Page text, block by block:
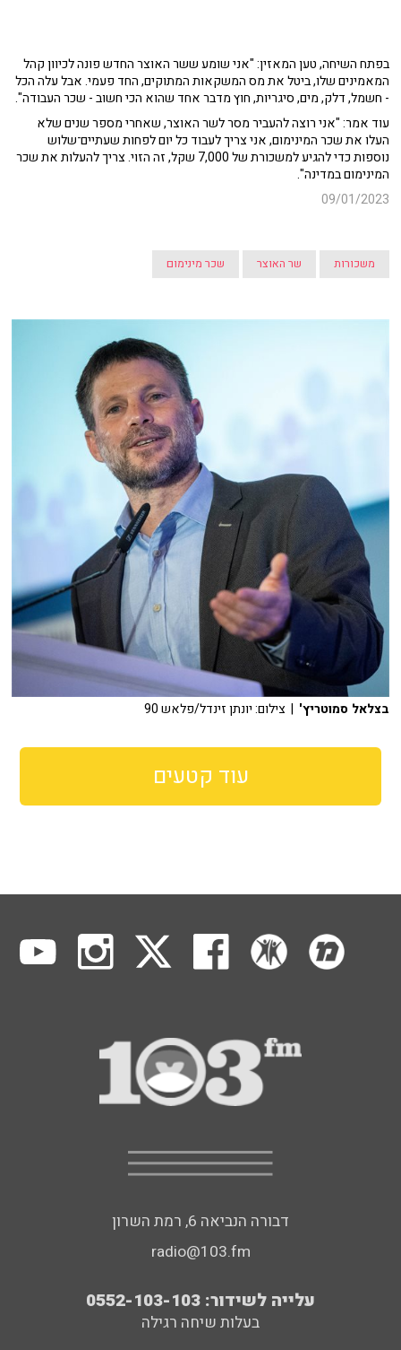
בפתח השיחה, טען המאזין: "אני שומע ששר האוצר החדש פונה לכיוון קהל
המאמינים שלו, ביטל את מס המשקאות המתוקים, החד פעמי. אבל עלה הכל
- חשמל, דלק, מים, סיגריות, חוץ מדבר אחד שהוא הכי חשוב - שכר העבודה".
עוד אמר: "אני רוצה להעביר מסר לשר האוצר, שאחרי מספר שנים שלא
העלו את שכר המינימום, אני צריך לעבוד כל יום לפחות שעתיים־שלוש
נוספות כדי להגיע למשכורת של 7,000 שקל, זה הזוי. צריך להעלות את שכר
המינימום במדינה".
09/01/2023
משכורות שר האוצר שכר מינימום
בצלאל סמוטריץ' | צילום: יונתן זינדל/פלאש 90
עוד קטעים
דבורה הנביאה 6, רמת השרון
radio@103.fm
עלייה לשידור: 0552-103-103
בעלות שיחה רגילה